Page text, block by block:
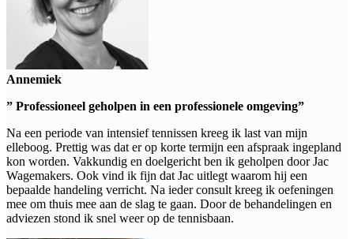
Annemiek
” Professioneel geholpen in een professionele omgeving”
Na een periode van intensief tennissen kreeg ik last van mijn
elleboog. Prettig was dat er op korte termijn een afspraak ingepland
kon worden. Vakkundig en doelgericht ben ik geholpen door Jac
Wagemakers. Ook vind ik fijn dat Jac uitlegt waarom hij een
bepaalde handeling verricht. Na ieder consult kreeg ik oefeningen
mee om thuis mee aan de slag te gaan. Door de behandelingen en
adviezen stond ik snel weer op de tennisbaan.